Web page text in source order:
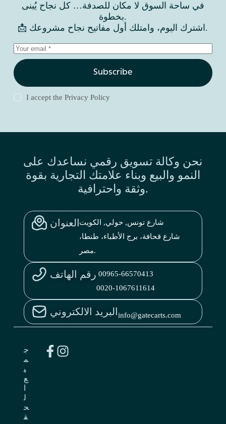
في ساحة السوق لا مكان للصدفة… كل نجاح يُبنى
بخطوة.
📩 اشترك اليوم، وامتلك أول مفاتيح نجاح مشروعك.
Subscribe
I accept thePrivacy Policy
نحن وكالة تسويق رقمي نساعدك على
النمو والبيع وبناء علامتك التجارية بقوة
وثقة واحترافية.
العنوان شارع تونس, حولي, الكويت
شارع قحافة، برج الأطباء، طنطا،
مصر.
رقم الهاتف 00965-66570413
0020-1067611614
البريد الالكترونيinfo@gatecarts.com
ج
م
ي
ع
ل
ح
ق